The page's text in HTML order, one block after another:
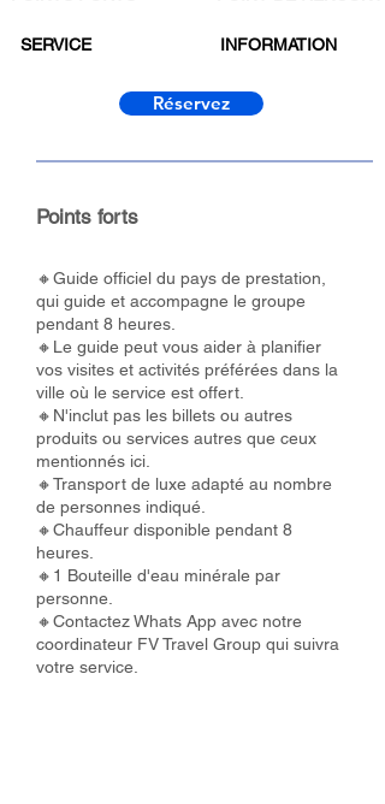
SERVICE INFORMATION
Réservez
Points forts
🔸Guide officiel du pays de prestation,
qui guide et accompagne le groupe
pendant 8 heures.
🔸Le guide peut vous aider à planifier
vos visites et activités préférées dans la
ville où le service est offert.
🔸N'inclut pas les billets ou autres
produits ou services autres que ceux
mentionnés ici.
🔸Transport de luxe adapté au nombre
de personnes indiqué.
🔸Chauffeur disponible pendant 8
heures.
🔸1 Bouteille d'eau minérale par
personne.
🔸Contactez Whats App avec notre
coordinateur FV Travel Group qui suivra
votre service.